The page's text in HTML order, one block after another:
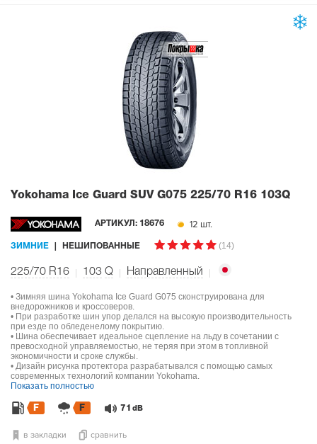
Yokohama Ice Guard SUV G075 225/70 R16 103Q
АРТИКУЛ: 18676 12 шт.
ЗИМНИЕ НЕШИПОВАННЫЕ (14)
225/70 R16 103 Q Направленный
• Зимняя шина Yokohama Ice Guard G075 сконструирована для
внедорожников и кроссоверов.
• При разработке шин упор делался на высокую производительность
при езде по обледенелому покрытию.
• Шина обеспечивает идеальное сцепление на льду в сочетании с
превосходной управляемостью, не теряя при этом в топливной
экономичности и сроке службы.
• Дизайн рисунка протектора разрабатывался с помощью самых
современных технологий компании Yokohama.
Показать полностью
F F 71 dB
в закладки сравнить